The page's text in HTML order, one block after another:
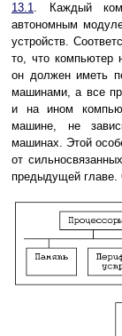
13.1. Каждый
автономным
устройств.
то, что компьютер
он должен иметь
машинами, а все
и на ином
машине, не
машинах. Этой
от
предыдущей главе.